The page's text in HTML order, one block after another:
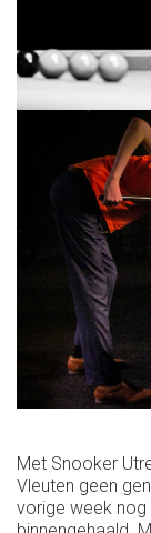
Met Snooker
Vleuten geen
vorige week nog